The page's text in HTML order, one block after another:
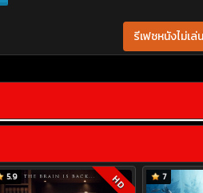
รีเฟชหนังไม่เล่น
5.9 HD 7